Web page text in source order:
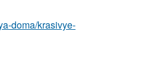
doma/krasivye-